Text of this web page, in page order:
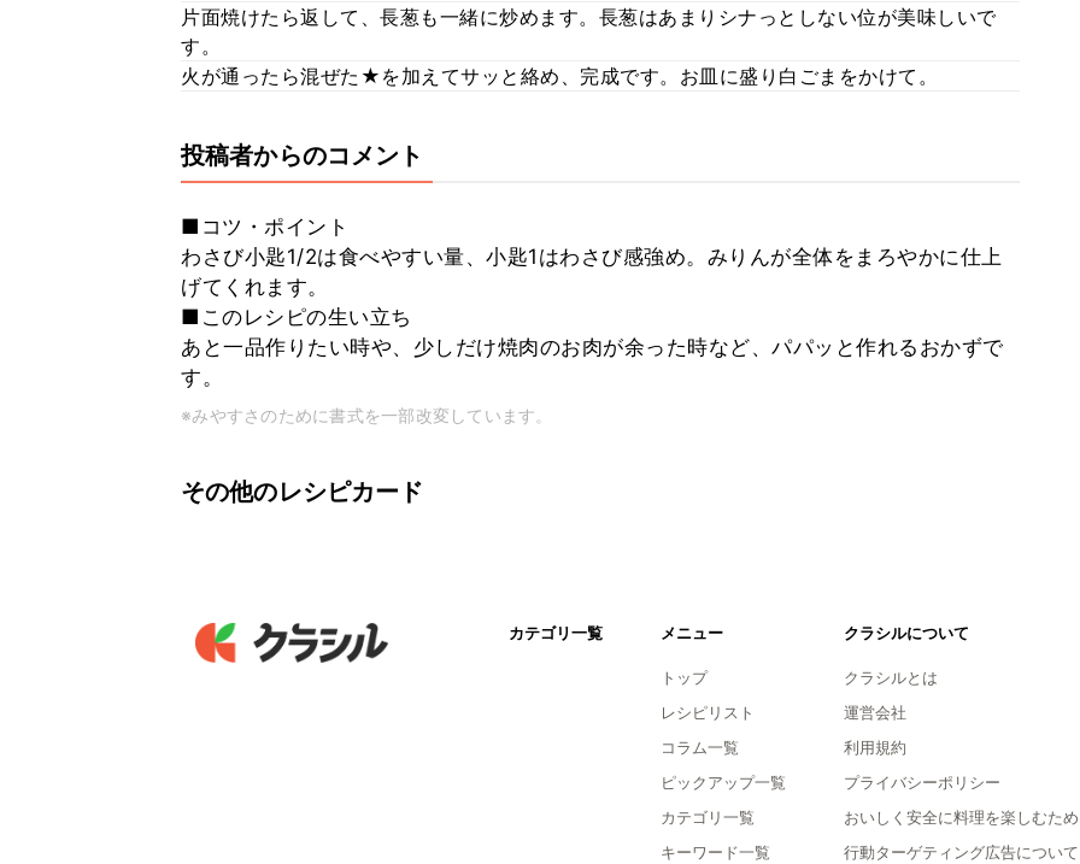
片面焼けたら返して、長葱も一緒に炒めます。長葱はあまりシナっとしない位が美味しいで
す。
火が通ったら混ぜた★を加えてサッと絡め、完成です。お皿に盛り白ごまをかけて。
投稿者からのコメント
■コツ・ポイント
わさび小匙1/2は食べやすい量、小匙1はわさび感強め。みりんが全体をまろやかに仕上
げてくれます。
■このレシピの生い立ち
あと一品作りたい時や、少しだけ焼肉のお肉が余った時など、パパッと作れるおかずで
す。
※みやすさのために書式を一部改変しています。
その他のレシピカード
カテゴリ一覧 メニュー
トップ
レシピリスト
コラム一覧
ピックアップ一覧
カテゴリ一覧
キーワード一覧
クラシルについて
クラシルとは
運営会社
利用規約
プライバシーポリシー
おいしく安全に料理を楽しむため
行動ターゲティング広告について